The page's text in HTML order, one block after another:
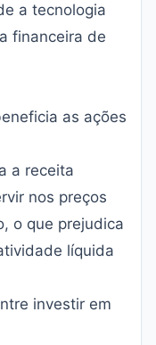
a tecnologia
financeira de
as ações
a receita
nos preços
o que prejudica
líquida
investir em